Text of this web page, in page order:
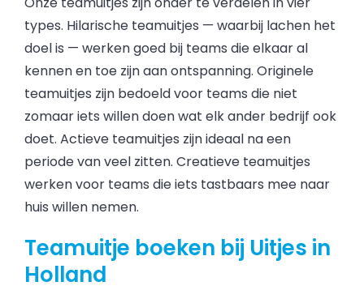
types. Hilarische teamuitjes — waarbij lachen het
doel is — werken goed bij teams die elkaar al
kennen en toe zijn aan ontspanning. Originele
teamuitjes zijn bedoeld voor teams die niet
zomaar iets willen doen wat elk ander bedrijf ook
doet. Actieve teamuitjes zijn ideaal na een
periode van veel zitten. Creatieve teamuitjes
werken voor teams die iets tastbaars mee naar
huis willen nemen.
Teamuitje boeken bij Uitjes in
Holland